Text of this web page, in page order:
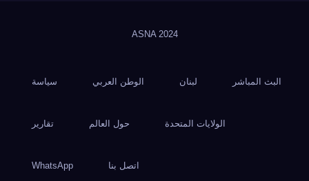
ASNA 2024
البث المباشر لبنان الوطن العربي سياسة
الولايات المتحدة حول العالم تقارير
اتصل بنا WhatsApp